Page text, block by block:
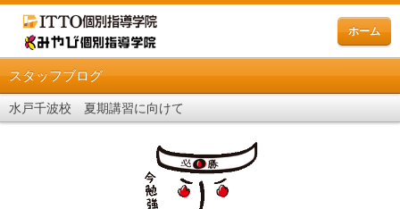
ホーム
スタッフブログ
水戸千波校 夏期講習に向けて